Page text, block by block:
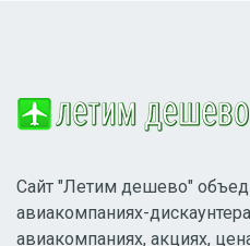
Сайт "Летим дешево"
авиакомпаниях-
авиакомпаниях, акциях,